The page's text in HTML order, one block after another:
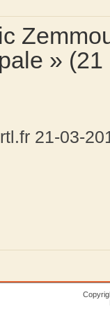
»
21-03-